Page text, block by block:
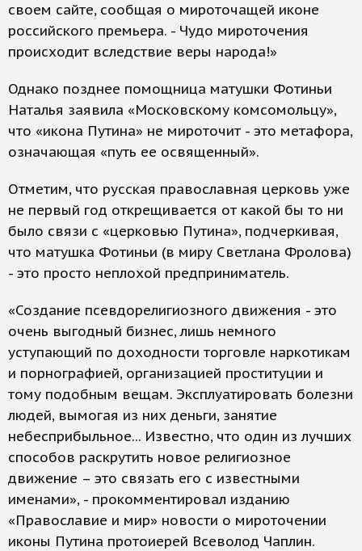
своем сайте, сообщая о мироточащей иконе
российского премьера. - Чудо мироточения
происходит вследствие веры народа!»
Однако позднее помощница матушки Фотиньи
Наталья заявила «Московскому комсомольцу»,
что «икона Путина» не мироточит - это метафора,
означающая «путь ее освященный».
Отметим, что русская православная церковь уже
не первый год открещивается от какой бы то ни
было связи с «церковью Путина», подчеркивая,
что матушка Фотиньи (в миру Светлана Фролова)
- это просто неплохой предприниматель.
«Создание псевдорелигиозного движения - это
очень выгодный бизнес, лишь немного
уступающий по доходности торговле наркотикам
и порнографией, организацией проституции и
тому подобным вещам. Эксплуатировать болезни
людей, вымогая из них деньги, занятие
небесприбыльное... Известно, что один из лучших
способов раскрутить новое религиозное
движение – это связать его с известными
именами», - прокомментировал изданию
«Православие и мир» новости о мироточении
иконы Путина протоиерей Всеволод Чаплин.